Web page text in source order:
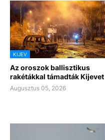
KIJEV
Az oroszok ballisztikus
rakétákkal támadták Kijevet
Augusztus 05, 2026